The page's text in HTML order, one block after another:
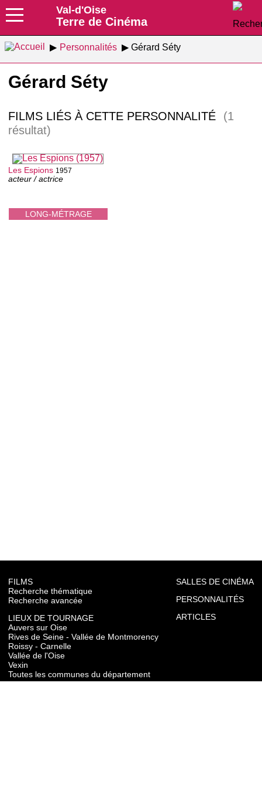
Val-d'Oise
Terre de Cinéma
Personnalités Gérard Séty
Gérard Séty
FILMS LIÉS À CETTE PERSONNALITÉ
(1
résultat)
LONG-MÉTRAGE
Les Espions 1957
acteur / actrice
FILMS
Recherche thématique
Recherche avancée
LIEUX DE TOURNAGE
Auvers sur Oise
Rives de Seine - Vallée de Montmorency
Roissy - Carnelle
Vallée de l'Oise
Vexin
Toutes les communes du département
SALLES DE CINÉMA
PERSONNALITÉS
ARTICLES